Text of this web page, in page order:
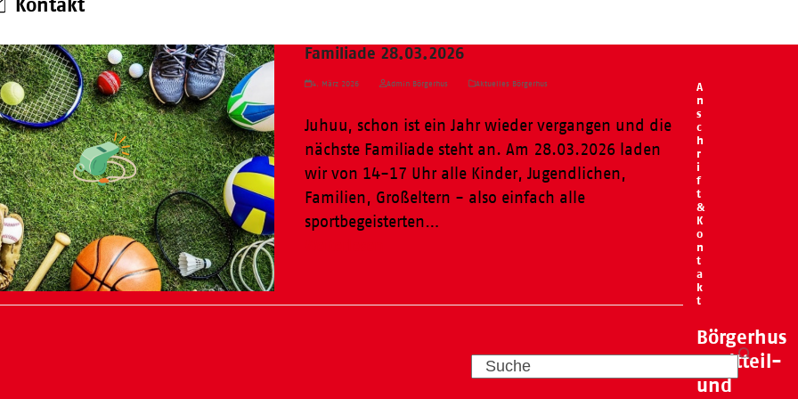
Kontakt
Familiade 28.03.2026
4. März 2026 Admin Börgerhus Aktuelles Börgerhus
Juhuu, schon ist ein Jahr wieder vergangen und die
nächste Familiade steht an. Am 28.03.2026 laden
wir von 14-17 Uhr alle Kinder, Jugendlichen,
Familien, Großeltern - also einfach alle
sportbegeisterten…
Search
A
n
s
c
h
r
i
f
t
&
K
o
n
t
a
k
t
Börgerhus
Stadtteil-
und